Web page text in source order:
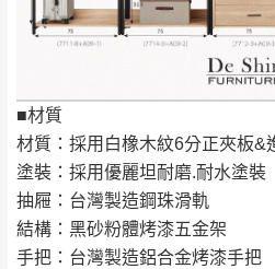
■材質
材質：採用白橡木紋6分正夾板&
塗裝：採用優麗坦耐磨.耐水塗裝
抽屜：台灣製造鋼珠滑軌
結構：黑砂粉體烤漆五金架
手把：台灣製造鋁合金烤漆手把
配送天數：
到貨時間：指定送貨日
｜周（一）配送部門固
台北市、新北市地區固定每
完成出貨15個工作天另行寄
工作天內送達，如遇國定假
退換貨說明：
若收到不良品，請於
公司客服人員，我們
皆由本站負責，所有退
是全新狀態且完整包裝
類產品需為未拆封狀態